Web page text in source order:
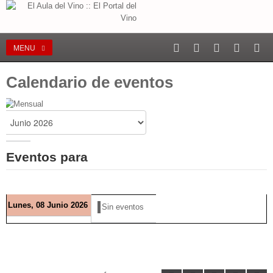
MENU
Calendario de eventos
Eventos para
Lunes, 08 Junio 2026 Sin eventos